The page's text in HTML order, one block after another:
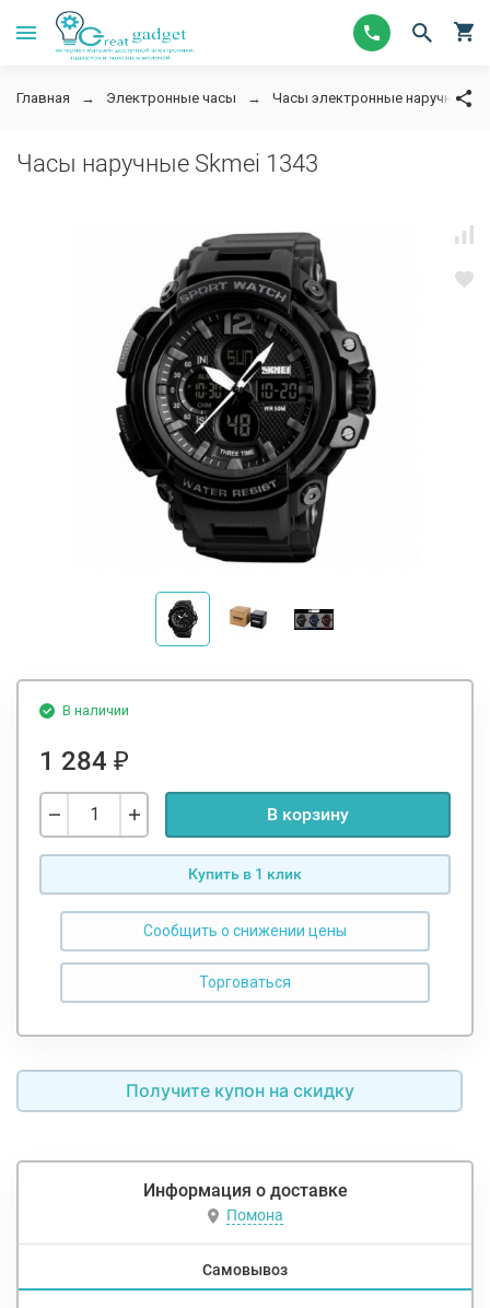
Главная Электронные часы Часы электронные наручные
Часы наручные Skmei 1343
В наличии
1 284 ₽
В корзину
Купить в 1 клик
Сообщить о снижении цены
Получите купон на скидку
Информация о доставке
Помона
Самовывоз